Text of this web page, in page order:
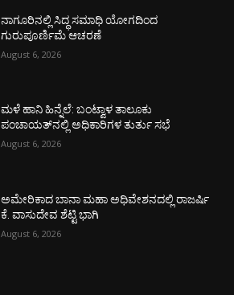
ನಾಗೂರಿನಲ್ಲಿ ಸಿದ್ಧ ಸಮಾಧಿ ಯೋಗದಿಂದ
ಗುರುಪೂರ್ಣಿಮೆ ಆಚರಣೆ
August 6, 2026
ಮಳೆ ಹಾನಿ ಹಿನ್ನೆಲೆ: ಬಂಟ್ವಾಳ ತಾಲೂಕು
ಪಂಚಾಯತ್‌ನಲ್ಲಿ ಅಧಿಕಾರಿಗಳ ತುರ್ತು ಸಭೆ
August 6, 2026
ಅಮೇರಿಕಾದ ಬಾನಾ ಮಹಾ ಅಧಿವೇಶನದಲ್ಲಿ ರಾಜರ್ಷಿ
ಕೆ. ವಾಸುದೇವ ಶೆಟ್ಟಿ ಭಾಗಿ
August 6, 2026